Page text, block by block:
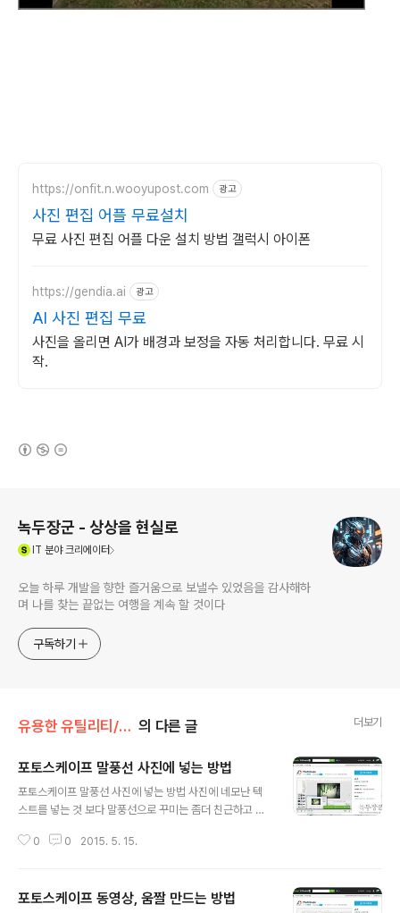
https://onfit.n.wooyupost.com 광고
사진 편집 어플 무료설치
무료 사진 편집 어플 다운 설치 방법 갤럭시 아이폰
https://gendia.ai 광고
AI 사진 편집 무료
사진을 올리면 AI가 배경과 보정을 자동 처리합니다. 무료 시
작.
녹두장군 - 상상을 현실로
IT 분야 크리에이터
오늘 하루 개발을 향한 즐거움으로 보낼수 있었음을 감사해하
며 나를 찾는 끝없는 여행을 계속 할 것이다
구독하기
유용한 유틸리티/포토스케이프 의 다른 글 더보기
포토스케이프 말풍선 사진에 넣는 방법
포토스케이프 말풍선 사진에 넣는 방법 사진에 네모난 텍
스트를 넣는 것 보다 말풍선으로 꾸미는 좀더 친근하고 보
풍선을 넣을수 있도록 기능을 제공하고 있습니다. ▼ 개인
개인 및 기업등 모두 무료입니다. http://software.nave
0 0 2015. 5. 15.
포토스케이프 동영상, 움짤 만드는 방법